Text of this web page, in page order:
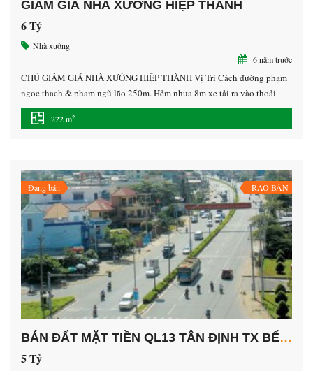
GIẢM GIÁ NHÀ XƯỞNG HIỆP THÀNH
6 Tỷ
Nhà xưởng
6 năm trước
CHỦ GIẢM GIÁ NHÀ XƯỞNG HIỆP THÀNH Vị Trí Cách đường phạm
ngọc thạch & phạm ngũ lão 250m. Hẻm nhựa 8m xe tải ra vào thoải
mái. ————— Diện tích: 10×22 = 222m2 – thổ cư 200m2 Pháp lý:
Sổ hồng, Công Chứng sang tên. Giá 6 tỷ Lh 0707.28.38.38 gặp
222 m2
Đang bán RAO BÁN
BÁN ĐẤT MẶT TIỀN QL13 TÂN ĐỊNH TX BẾN CÁT
5 Tỷ